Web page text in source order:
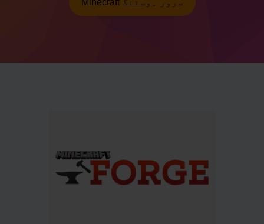
Minecraft سرور ہوسٹنگ